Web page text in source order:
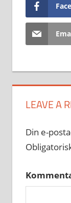
LEAVE A
Din e-